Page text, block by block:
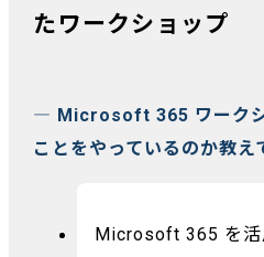
たワークショップ
― Microsoft 365 ワークシ
ことをやっているのか教え
Microsoft 365 を活